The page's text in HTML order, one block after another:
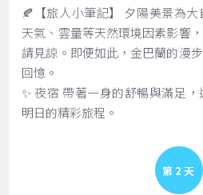
🍂【旅人小筆記】 夕陽美景為
天氣、雲量等天然環境因素影響
請見諒。即便如此，金巴蘭的漫
回憶。
✨ 夜宿 帶著一身的舒暢與滿足
明日的精彩旅程。
Day 2